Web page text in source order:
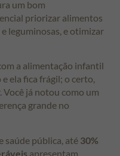
um bom
priorizar alimentos
leguminosas, e otimizar
a alimentação infantil
ela fica frágil; o certo,
Você já notou como um
grande no
saúde pública, até 30%
apresentam